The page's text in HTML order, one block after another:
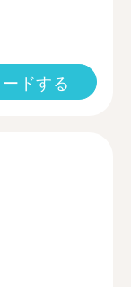
ドする